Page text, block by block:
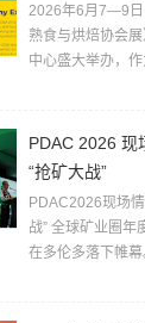
2026年6月7—9日
熟食与烘焙协会
中心盛大举办，
​PDAC 2026 现
“抢矿大战”
PDAC2026现场
战” 全球矿业圈
在多伦多落下帷幕